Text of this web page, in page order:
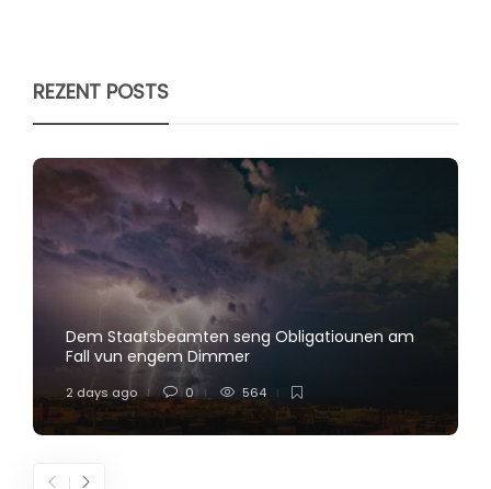
REZENT POSTS
Dem Staatsbeamten seng Obligatiounen am
Fall vun engem Dimmer
2 days ago 0 564